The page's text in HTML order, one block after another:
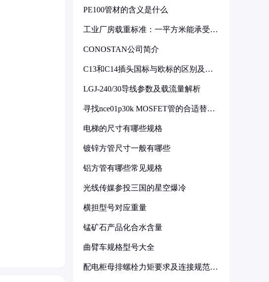
PE100管材的含义是什么
工业厂房载重标准：一平方米能承受多
CONOSTAN公司简介
C13和C14插头国标与欧标的区别及其
LGJ-240/30导线参数及载流量解析
寻找nce01p30k MOSFET管的合适替代
电梯的尺寸有哪些规格
镀锌方管尺寸一般有哪些
铝方管有哪些常见规格
光线传媒参投三国的星空爆冷
横担型号对应重量
锰矿石产品化合水含量
曲臂车规格型号大全
配电柜母排螺栓力矩要求及连接规范详